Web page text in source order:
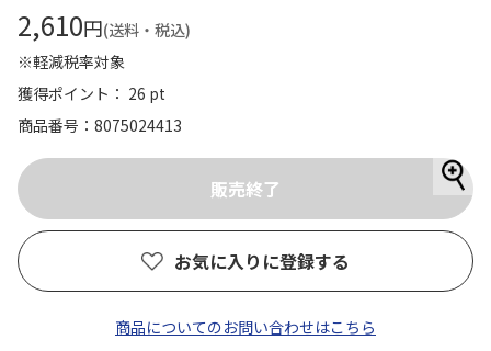
2,610円(送料・税込)
※軽減税率対象
獲得ポイント： 26 pt
商品番号
8075024413
お気に入りに登録する
商品についてのお問い合わせはこちら